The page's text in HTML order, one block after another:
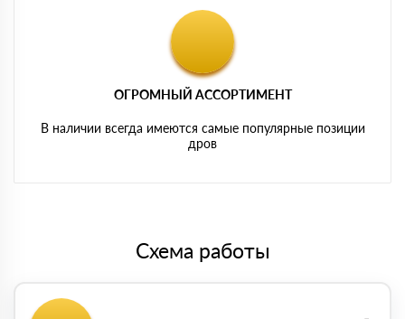
ОГРОМНЫЙ АССОРТИМЕНТ
В наличии всегда имеются самые популярные позиции
дров
Схема работы